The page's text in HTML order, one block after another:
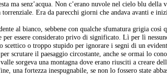
ma senz’acqua. Non c’erano nuvole nel cielo blu
Era da parecchi giorni che andava avanti e
al bianco, sebbene con qualche sfumatura grigia così
essere considerato privo di significato. Lì per lì
scettico o troppo stupido per ignorare i segni di un
scrutare il paesaggio circostante, anche se ormai lo
sorgeva una montagna dove erano riusciti a creare
una fortezza inespugnabile, se non lo fossero state